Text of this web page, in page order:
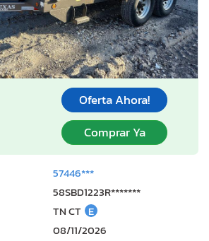
Oferta Ahora!
Comprar Ya
57446***
58SBD1223R*******
TN CT E
08/11/2026